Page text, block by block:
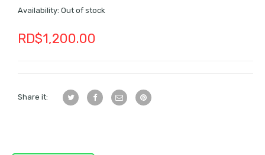
Availability: Out of stock
RD$1,200.00
Share it: